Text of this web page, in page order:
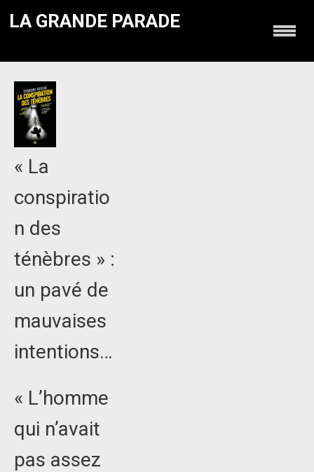
LA GRANDE PARADE
« La
conspiratio
n des
ténèbres » :
un pavé de
mauvaises
intentions…
« L’homme
qui n’avait
pas assez